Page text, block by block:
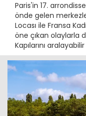
Paris'in 17.
önde gelen
Locası ile Fransa
öne çıkan olaylarla
Kapılarını